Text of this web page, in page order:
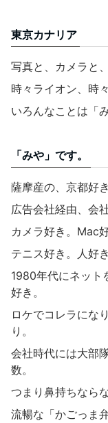
東京カナリア
写真と、カメラと
時々ライオン、時
いろんなことは「
「みや」です。
薩摩産の、京都好き
広告会社経由、会社
カメラ好き。Mac
テニス好き。人好
1980年代にネット
好き。
ロケでコレラにな
り。
会社時代には大部
数。
つまり鼻持ちなら
流暢な「かごっま